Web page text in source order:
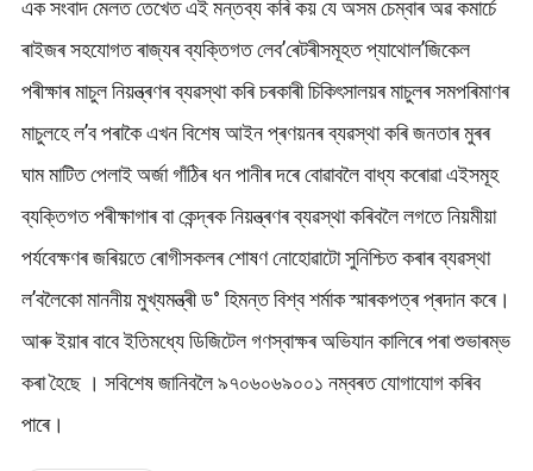
এক সংবাদ মেলত তেখেত এই মন্তব্য কৰি কয় যে অসম চেম্বাৰ অৱ কমাৰ্চে
ৰাইজৰ সহযোগত ৰাজ্যৰ ব্যক্তিগত লেব’ৰেটৰীসমূহত প্যাথোল’জিকেল
পৰীক্ষাৰ মাচুল নিয়ন্ত্ৰণৰ ব্যৱস্থা কৰি চৰকাৰী চিকিৎসালয়ৰ মাচুলৰ সমপৰিমাণৰ
মাচুলহে ল’ব পৰাকৈ এখন বিশেষ আইন প্ৰণয়নৰ ব্যৱস্থা কৰি জনতাৰ মুৰৰ
ঘাম মাটিত পেলাই অৰ্জা গাঁ‌ঠিৰ ধন পানীৰ দৰে বোৱাবলৈ বাধ্য কৰোৱা এইসমূহ
ব্যক্তিগত পৰীক্ষাগাৰ বা কেন্দ্ৰক নিয়ন্ত্ৰণৰ ব্যৱস্থা কৰিবলৈ লগতে নিয়মীয়া
পৰ্যবেক্ষণৰ জৰিয়তে ৰোগীসকলৰ শোষণ নোহোৱাটো সুনিশ্চিত কৰাৰ ব্যৱস্থা
ল’বলৈকো মাননীয় মুখ্যমন্ত্ৰী ড° হিমন্ত বিশ্ব শৰ্মাক স্মাৰকপত্ৰ প্ৰদান কৰে।
আৰু ইয়াৰ বাবে ইতিমধ্যে ডিজিটেল গণস্বাক্ষৰ অভিযান কালিৰে পৰা শুভাৰম্ভ
কৰা হৈছে । সবিশেষ জানিবলৈ ৯৭০৬০৬৯০০১ নম্বৰত যোগাযোগ কৰিব
পাৰে।